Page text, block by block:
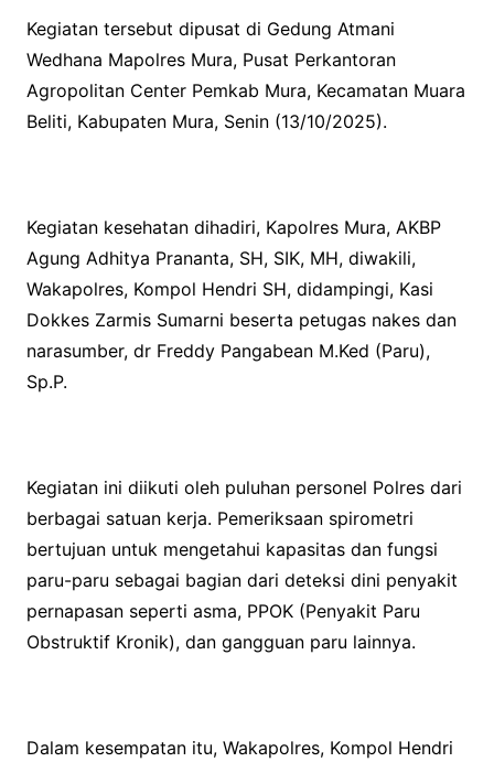
Kegiatan tersebut dipusat di Gedung Atmani
Wedhana Mapolres Mura, Pusat Perkantoran
Agropolitan Center Pemkab Mura, Kecamatan Muara
Beliti, Kabupaten Mura, Senin (13/10/2025).
Kegiatan kesehatan dihadiri, Kapolres Mura, AKBP
Agung Adhitya Prananta, SH, SIK, MH, diwakili,
Wakapolres, Kompol Hendri SH, didampingi, Kasi
Dokkes Zarmis Sumarni beserta petugas nakes dan
narasumber, dr Freddy Pangabean M.Ked (Paru),
Sp.P.
Kegiatan ini diikuti oleh puluhan personel Polres dari
berbagai satuan kerja. Pemeriksaan spirometri
bertujuan untuk mengetahui kapasitas dan fungsi
paru-paru sebagai bagian dari deteksi dini penyakit
pernapasan seperti asma, PPOK (Penyakit Paru
Obstruktif Kronik), dan gangguan paru lainnya.
Dalam kesempatan itu, Wakapolres, Kompol Hendri